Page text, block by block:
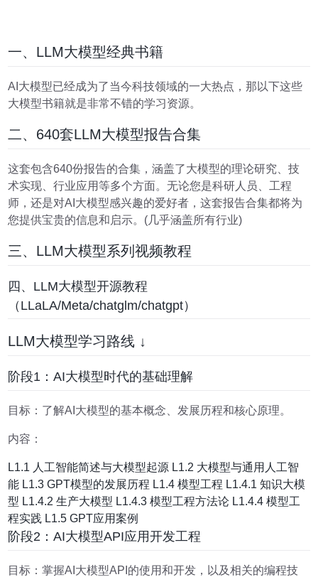
一、LLM大模型经典书籍
AI大模型已经成为了当今科技领域的一大热点，那以下这些
大模型书籍就是非常不错的学习资源。
二、640套LLM大模型报告合集
这套包含640份报告的合集，涵盖了大模型的理论研究、技
术实现、行业应用等多个方面。无论您是科研人员、工程
师，还是对AI大模型感兴趣的爱好者，这套报告合集都将为
您提供宝贵的信息和启示。(几乎涵盖所有行业)
三、LLM大模型系列视频教程
四、LLM大模型开源教程
（LLaLA/Meta/chatglm/chatgpt）
LLM大模型学习路线 ↓
阶段1：AI大模型时代的基础理解
目标：了解AI大模型的基本概念、发展历程和核心原理。
内容：
L1.1 人工智能简述与大模型起源 L1.2 大模型与通用人工智
能 L1.3 GPT模型的发展历程 L1.4 模型工程 L1.4.1 知识大模
型 L1.4.2 生产大模型 L1.4.3 模型工程方法论 L1.4.4 模型工
程实践 L1.5 GPT应用案例
阶段2：AI大模型API应用开发工程
目标：掌握AI大模型API的使用和开发，以及相关的编程技